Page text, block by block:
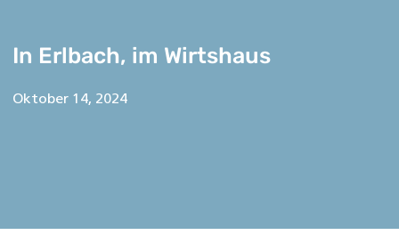
In Erlbach, im Wirtshaus
Oktober 14, 2024